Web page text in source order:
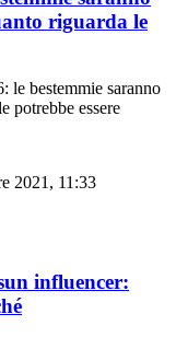
riguarda le
le bestemmie saranno
potrebbe essere
2021, 11:33
influencer: